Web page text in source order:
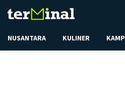
NUSANTARA KULINER